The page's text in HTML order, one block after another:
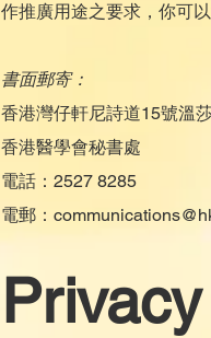
作推廣用途之要求，你可
書面郵寄：
香港灣仔軒尼詩道15號溫
香港醫學會秘書處
電話：2527 8285
電郵：